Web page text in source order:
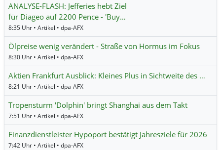
ANALYSE-FLASH: Jefferies hebt Ziel
für Diageo auf 2200 Pence - 'Buy…
8:35 Uhr • Artikel • dpa-AFX
Ölpreise wenig verändert - Straße von Hormus im Fokus
8:30 Uhr • Artikel • dpa-AFX
Aktien Frankfurt Ausblick: Kleines Plus in Sichtweite des …
8:21 Uhr • Artikel • dpa-AFX
Tropensturm 'Dolphin' bringt Shanghai aus dem Takt
7:51 Uhr • Artikel • dpa-AFX
Finanzdienstleister Hypoport bestätigt Jahresziele für 2026
7:42 Uhr • Artikel • dpa-AFX